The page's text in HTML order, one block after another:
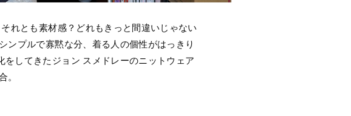
れとも素材感？どれもきっと間違いじゃない
ンプルで寡黙な分、着る人の個性がはっきり
してきたジョン スメドレーのニットウェア
。